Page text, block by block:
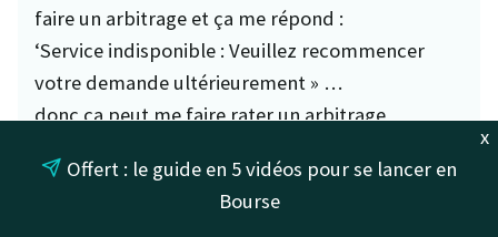
faire un arbitrage et ça me répond :
‘Service indisponible : Veuillez recommencer
votre demande ultérieurement » …
donc ça peut me faire rater un arbitrage
laisse un message sur le site de la Banque
Postale et j’ai une réponse assez rapide me
x
Offert : le guide en 5 vidéos pour se lancer en
Bourse